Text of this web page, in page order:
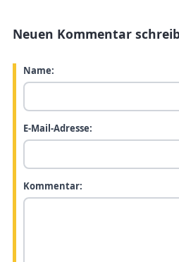
Neuen Kommentar
Name:
E-Mail-Adresse:
Kommentar: